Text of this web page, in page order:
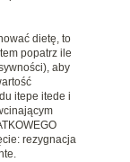
dietę, to
popatrz ile
aby
itepe itede i
rezygnacja